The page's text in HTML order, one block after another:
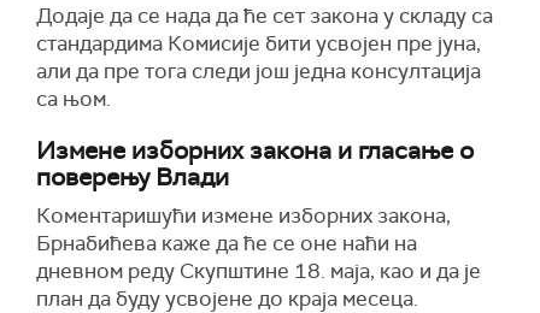
Додаје да се нада да ће сет закона у складу са
стандардима Комисије бити усвојен пре јуна,
али да пре тога следи још једна консултација
са њом.
Измене изборних закона и гласање о
поверењу Влади
Коментаришући измене изборних закона,
Брнабићева каже да ће се оне наћи на
дневном реду Скупштине 18. маја, као и да је
план да буду усвојене до краја месеца.